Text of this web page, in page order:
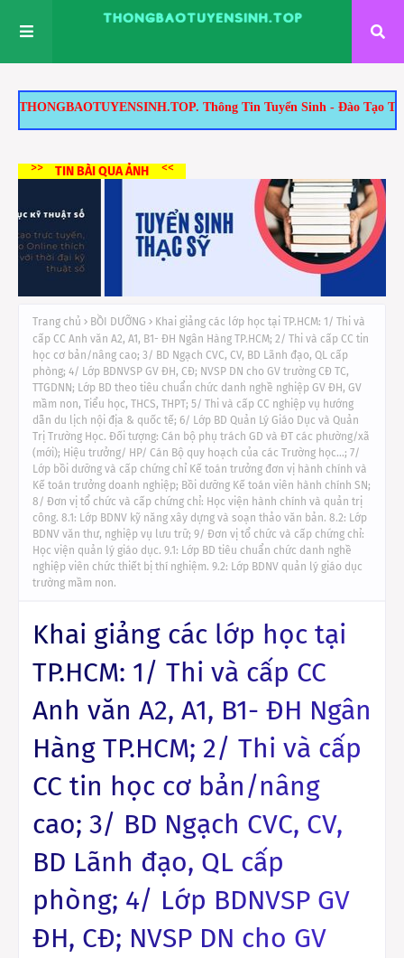
Thông Tin Tuyển Sinh - Đào Tạo Tại TP.HCM: 1/
>> TIN BÀI QUA ẢNH <<
Trang chủ BỒI DƯỠNG
Khai giảng các lớp học tại TP.HCM: 1/ Thi và
cấp CC Anh văn A2, A1, B1- ĐH Ngân Hàng TP.HCM; 2/ Thi và cấp CC tin
học cơ bản/nâng cao; 3/ BD Ngạch CVC, CV, BD Lãnh đạo, QL cấp
phòng; 4/ Lớp BDNVSP GV ĐH, CĐ; NVSP DN cho GV trường CĐ TC,
TTGDNN; Lớp BD theo tiêu chuẩn chức danh nghề nghiệp GV ĐH, GV
mầm non, Tiểu học, THCS, THPT; 5/ Thi và cấp CC nghiệp vụ hướng
dẫn du lịch nội địa & quốc tế; 6/ Lớp BD Quản Lý Giáo Dục và Quản
Trị Trường Học. Đối tượng: Cán bộ phụ trách GD và ĐT các phường/xã
(mới); Hiệu trưởng/ HP/ Cán Bộ quy hoạch của các Trường học…; 7/
Lớp bồi dưỡng và cấp chứng chỉ Kế toán trưởng đơn vị hành chính và
Kế toán trưởng doanh nghiệp; Bồi dưỡng Kế toán viên hành chính SN;
8/ Đơn vị tổ chức và cấp chứng chỉ: Học viện hành chính và quản trị
công. 8.1: Lớp BDNV kỹ năng xây dựng và soạn thảo văn bản. 8.2: Lớp
BDNV văn thư, nghiệp vụ lưu trữ; 9/ Đơn vị tổ chức và cấp chứng chỉ:
Học viện quản lý giáo dục. 9.1: Lớp BD tiêu chuẩn chức danh nghề
nghiệp viên chức thiết bị thí nghiệm. 9.2: Lớp BDNV quản lý giáo dục
trường mầm non.
Khai giảng các lớp học tại
TP.HCM: 1/ Thi và cấp CC
Anh văn A2, A1, B1- ĐH Ngân
Hàng TP.HCM; 2/ Thi và cấp
CC tin học cơ bản/nâng
cao; 3/ BD Ngạch CVC, CV,
BD Lãnh đạo, QL cấp
phòng; 4/ Lớp BDNVSP GV
ĐH, CĐ; NVSP DN cho GV